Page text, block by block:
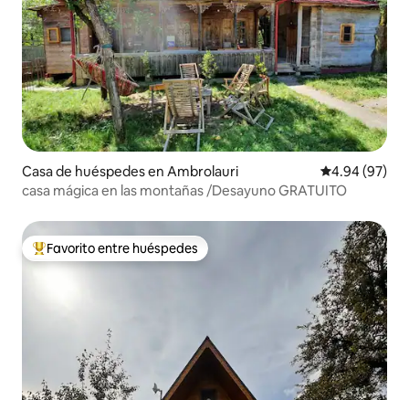
Casa de huéspedes en Ambrolauri Calificación
4.94 (97)
casa mágica en las montañas /Desayuno GRATUITO
Favorito entre huéspedes preferido
Favorito entre huéspedes